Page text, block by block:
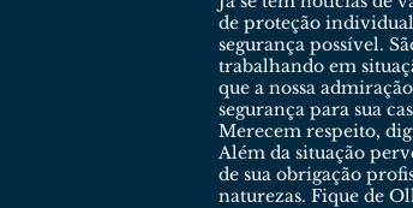
de proteção
segurança possível.
trabalhando em
que a nossa
segurança para sua
Merecem respeito,
Além da situação
de sua obrigação
naturezas. Fique de